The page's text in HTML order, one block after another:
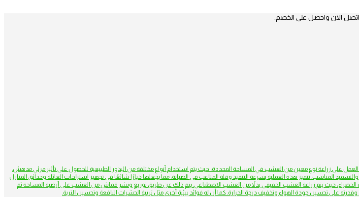
اتصل الان واحصل علي الخصم.
العمل على زراعة نوع معين من العشب في المساحة المحددة، حيث يتم استخدام أنواع مختلفة من البذور الطبيعية للحصول على تأثير مرئي مدهش.
المناسب. تتميز هذه العملية بسرعة التنفيذ وقلة المتاعب في الصيانة، مما يجعلها خيارًا شائعًا في تجهيز استراحات العائلة وحدائق المنازل
حيث يتم زراعة العشب الحقيقي بدلاً من العشب الاصطناعي. يتم ذلك عن طريق توزيع ونشر قماش من العشب على أرضية المساحة ثم
على تحسين جودة الهواء وتخفيف درجة الحرارة. كما أن له فوائد بيئية أخرى مثل تربية الحشرات النافعة وتحسين التربة.